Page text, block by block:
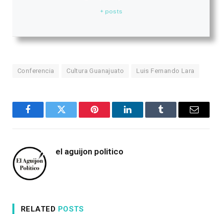
+ posts
Conferencia Cultura Guanajuato Luis Fernando Lara
FacebookTwitter Pinterest LinkedInTumblr Email
el aguijon politico
RELATED POSTS